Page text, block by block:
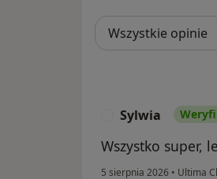
Sylwia
Wszystko super,
5 sierpnia 2026 • Ultima